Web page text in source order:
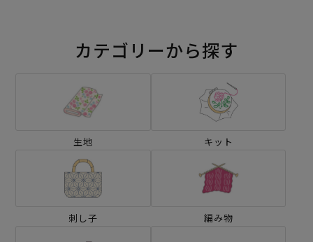
カテゴリーから探す
生地 キット
刺し子 編み物